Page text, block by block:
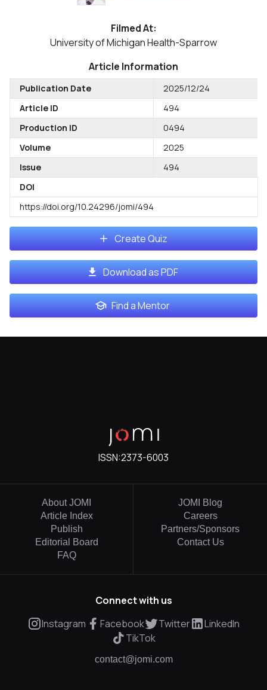
Filmed At:
University of Michigan Health-Sparrow
Article Information
Publication Date
2025/12/24
Article ID
494
Production ID
0494
Volume
2025
Issue
494
DOI
https://doi.org/10.24296/jomi/494
Create Quiz
Download as PDF
Find a Mentor
ISSN:2373-6003
About JOMI
Article Index
Publish
Editorial Board
FAQ
JOMI Blog
Careers
Partners/Sponsors
Contact Us
Connect with us
Instagram
Facebook Twitter
LinkedIn
TikTok
contact@jomi.com